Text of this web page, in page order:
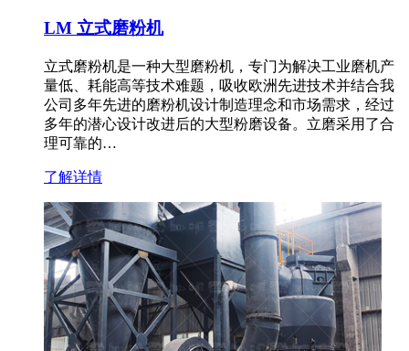
LM 立式磨粉机
立式磨粉机是一种大型磨粉机，专门为解决工业磨机产
量低、耗能高等技术难题，吸收欧洲先进技术并结合我
公司多年先进的磨粉机设计制造理念和市场需求，经过
多年的潜心设计改进后的大型粉磨设备。立磨采用了合
理可靠的…
了解详情